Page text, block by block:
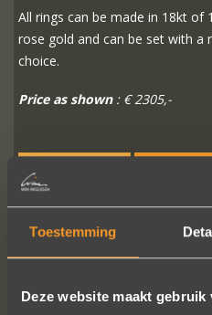
Toestemming
Deze website maakt gebruik
All rings can be made in 18kt of
rose gold and can be set with a
choice.
Price as shown: € 2305,-
READ MORE